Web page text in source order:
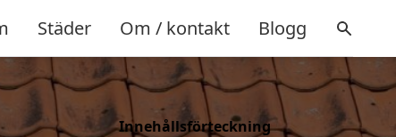
Städer Om / kontakt Blogg
Innehållsförteckning